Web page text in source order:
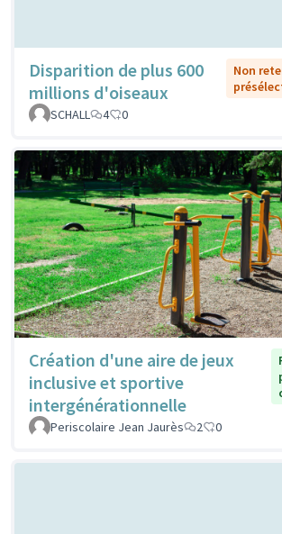
Disparition de plus 600
millions d'oiseaux
Non
SCHALL
4 0
Création d'une aire de jeux
inclusive et sportive
intergénérationnelle
Periscolaire Jean Jaurès 2 0